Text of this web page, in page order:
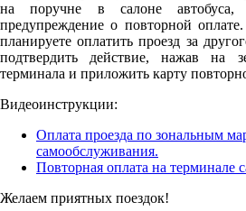
на поручне в салоне автобуса,
предупреждение о повторной
планируете оплатить проезд за
подтвердить действие, нажав на
терминала и приложить карту
Видеоинструкции:
Оплата проезда по зональным
самообслуживания.
Повторная оплата на терминале
Желаем приятных поездок!